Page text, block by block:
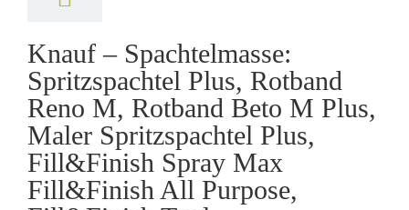
Knauf – Spachtelmasse:
Spritzspachtel Plus, Rotband
Reno M, Rotband Beto M Plus,
Maler Spritzspachtel Plus,
Fill&Finish Spray Max
Fill&Finish All Purpose,